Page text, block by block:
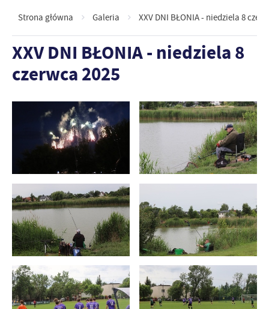
Strona główna Galeria XXV DNI BŁONIA - niedziela 8
XXV DNI BŁONIA - niedziela 8
czerwca 2025